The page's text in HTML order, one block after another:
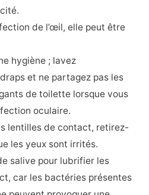
de l’œil, elle peut être
hygiène ; lavez
et ne partagez pas les
de toilette lorsque vous
oculaire.
lentilles de contact, retirez-
les yeux sont irrités.
salive pour lubrifier les
car les bactéries présentes